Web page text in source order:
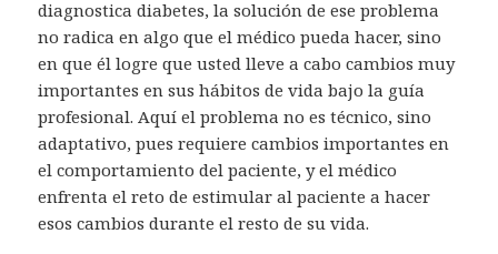
diagnostica diabetes, la solución de ese problema
no radica en algo que el médico pueda hacer, sino
en que él logre que usted lleve a cabo cambios muy
importantes en sus hábitos de vida bajo la guía
profesional. Aquí el problema no es técnico, sino
adaptativo, pues requiere cambios importantes en
el comportamiento del paciente, y el médico
enfrenta el reto de estimular al paciente a hacer
esos cambios durante el resto de su vida.